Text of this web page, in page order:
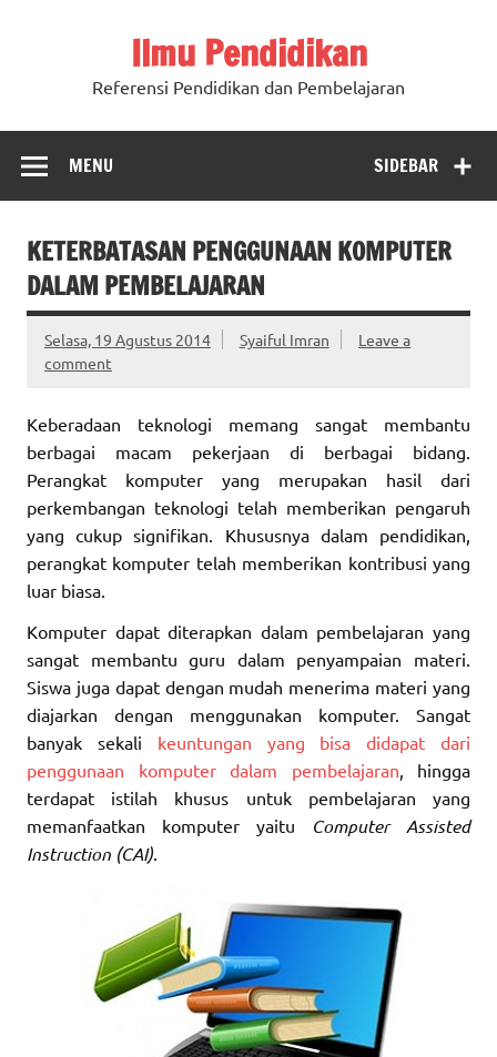
Ilmu Pendidikan
Referensi Pendidikan dan Pembelajaran
SIDEBAR
MENU
KETERBATASAN PENGGUNAAN KOMPUTER
DALAM PEMBELAJARAN
Selasa, 19 Agustus 2014 Syaiful Imran
Leave a
comment
Keberadaan teknologi memang sangat membantu
berbagai macam pekerjaan di berbagai bidang.
Perangkat komputer yang merupakan hasil dari
perkembangan teknologi telah memberikan pengaruh
yang cukup signifikan. Khususnya dalam pendidikan,
perangkat komputer telah memberikan kontribusi yang
luar biasa.
Komputer dapat diterapkan dalam pembelajaran yang
sangat membantu guru dalam penyampaian materi.
Siswa juga dapat dengan mudah menerima materi yang
diajarkan dengan menggunakan komputer. Sangat
banyak sekali keuntungan yang bisa didapat dari
penggunaan komputer dalam pembelajaran , hingga
terdapat istilah khusus untuk pembelajaran yang
memanfaatkan komputer yaitu Computer Assisted
Instruction (CAI)